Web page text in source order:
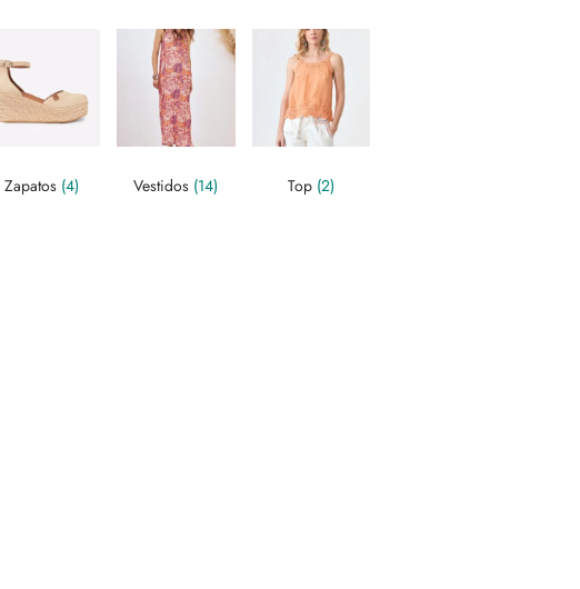
Zapatos (4) Vestidos (14) Top (2)